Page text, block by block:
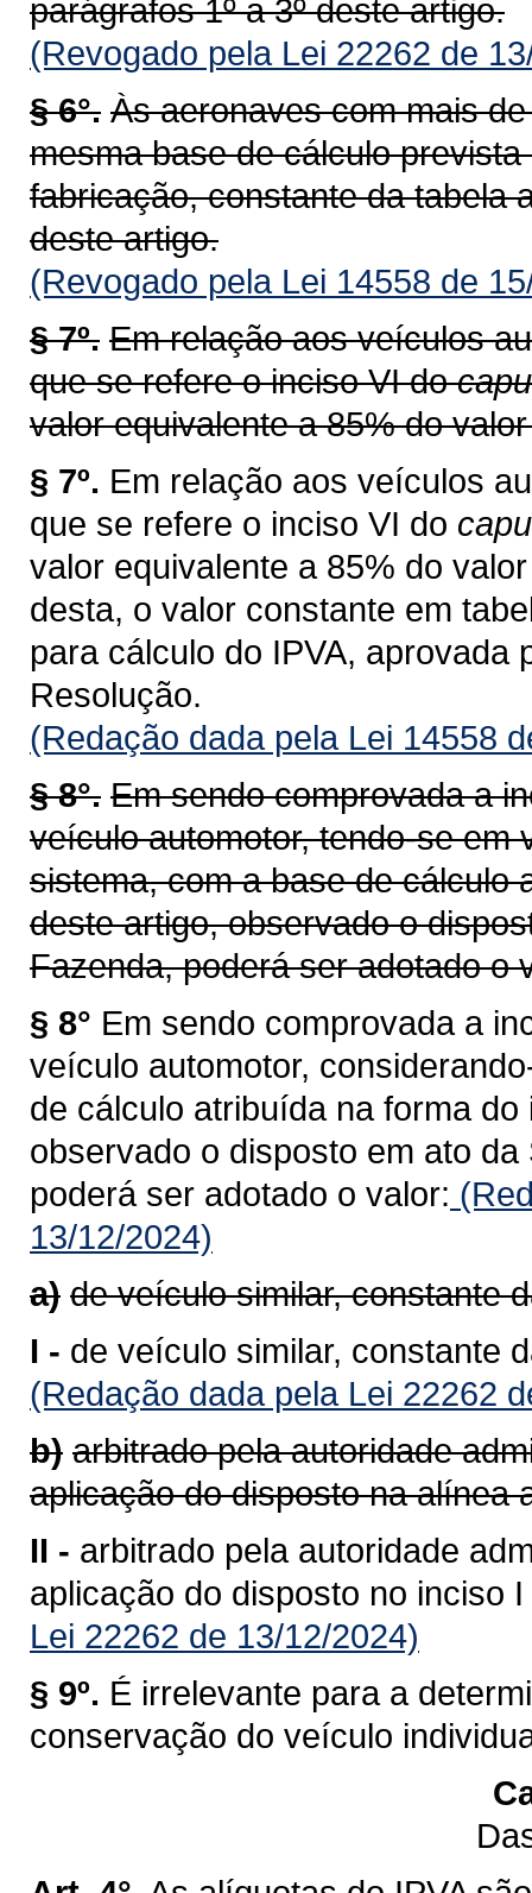
parágrafos 1º a 3º deste artigo.
(Revogado pela Lei 22262 de
§ 6°. Às aeronaves com mais
mesma base de cálculo
fabricação, constante da tabela
deste artigo.
(Revogado pela Lei 14558 de
§ 7º. Em relação aos veículos
que se refere o inciso VI do
valor equivalente a 85% do
§ 7º. Em relação aos veículos
que se refere o inciso VI do
valor equivalente a 85% do
desta, o valor constante em
para cálculo do IPVA, aprovada
Resolução.
(Redação dada pela Lei 14558
§ 8°. Em sendo comprovada a
veículo automotor, tendo-se em
sistema, com a base de
deste artigo, observado o
Fazenda, poderá ser adotado o
§ 8° Em sendo comprovada a
veículo automotor,
de cálculo atribuída na forma
observado o disposto em ato
poderá ser adotado o valor:
13/12/2024)
a) de veículo similar, constante
I - de veículo similar, constante
(Redação dada pela Lei 22262
b) arbitrado pela autoridade
aplicação do disposto na alínea
II - arbitrado pela autoridade
aplicação do disposto no inciso
Lei 22262 de 13/12/2024)
§ 9º. É irrelevante para a
conservação do veículo